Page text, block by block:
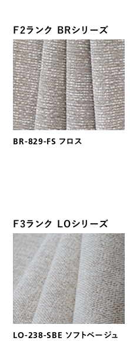
F2ランク BRシリーズ
BR-829-FS フロス
F3ランク LOシリーズ
LO-238-SBE ソフトベージュ